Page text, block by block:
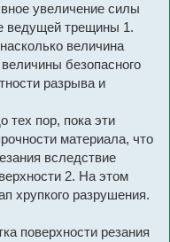
увеличение силы
ведущей трещины 1.
величина
безопасного
разрыва и
тех пор, пока эти
материала, что
вследствие
2. На этом
хрупкого разрушения.
поверхности резания